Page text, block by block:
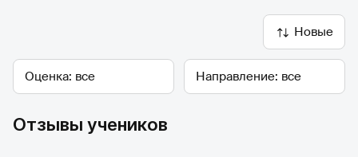
Новые
Оценка Направление
Отзывы учеников